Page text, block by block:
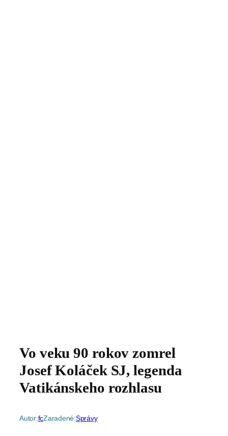
Vo veku 90 rokov zomrel
Josef Koláček SJ, legenda
Vatikánskeho rozhlasu
Autor:fcZaradené:Správy